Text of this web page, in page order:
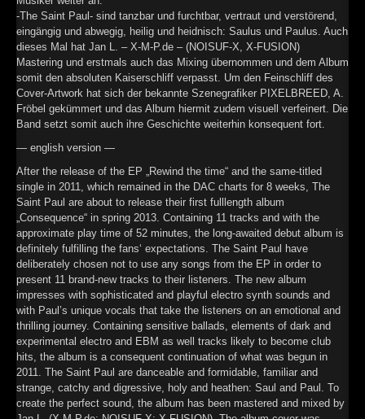
►
►
►
►
►
-The Saint Paul- sind tanzbar und furchtbar, vertraut und verstörend,
eingängig und abwegig, heilig und heidnisch: Saulus und Paulus. Auch
dieses Mal hat Jan L. – X-M-P.de – (NOISUF-X, X-FUSION)
Mastering und erstmals auch das Mixing übernommen und dem Album
somit den absoluten Kaiserschliff verpasst. Um den Feinschliff des
Cover-Artwork hat sich der bekannte Szenegrafiker PIXELBREED, A.
Fröbel gekümmert und das Album hiermit zudem visuell verfeinert. Die
Band setzt somit auch ihre Geschichte weiterhin konsequent fort.
— english version —
After the release of the EP „Rewind the time“ and the same-titled
single in 2011, which remained in the DAC charts for 8 weeks, The
Saint Paul are about to release their first fulllength album
„Consequence“ in spring 2013. Containing 11 tracks and with the
approximate play time of 52 minutes, the long-awaited debut album is
definitely fulfilling the fans‘ expectations. The Saint Paul have
deliberately chosen not to use any songs from the EP in order to
present 11 brand-new tracks to their listeners. The new album
impresses with sophisticated and playful electro synth sounds and
with Paul’s unique vocals that take the listeners on an emotional and
thrilling journey. Containing sensitive ballads, elements of dark and
experimental electro and EBM as well tracks likely to become club
hits, the album is a consequent continuation of what was begun in
2011. The Saint Paul are danceable and formidable, familiar and
strange, catchy and digressive, holy and heathen: Saul and Paul. To
create the perfect sound, the album has been mastered and mixed by